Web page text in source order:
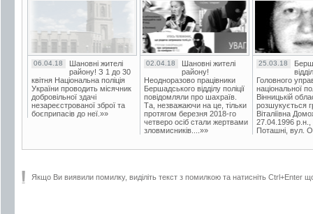
06.04.18
Шановні жителі
району! З 1 до 30
квітня Національна поліція
України проводить місячник
добровільної здачі
незареєстрованої зброї та
боєприпасів до неї.»»
02.04.18
Шановні жителі
району!
Неодноразово працівники
Бершадського відділу поліції
повідомляли про шахраїв.
Та, незважаючи на це, тільки
протягом березня 2018-го
четверо осіб стали жертвами
зловмисників....»»
25.03.18
Головного
національної
Вінницькій
розшукується
Віталіївна
27.04.1996 р.н.,
Поташні, вул.
Якщо Ви виявили помилку, виділіть текст з помилкою та натисніть Ctrl+Enter